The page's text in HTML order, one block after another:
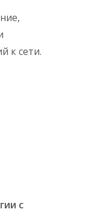
к сети.
с